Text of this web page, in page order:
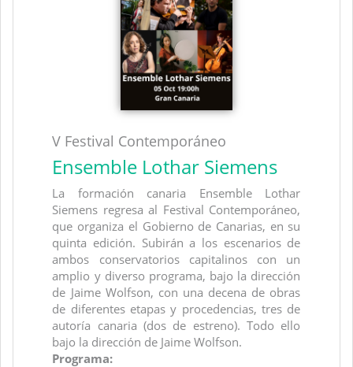
V Festival Contemporáneo
Ensemble Lothar Siemens
La formación canaria Ensemble Lothar
Siemens regresa al Festival Contemporáneo,
que organiza el Gobierno de Canarias, en su
quinta edición. Subirán a los escenarios de
ambos conservatorios capitalinos con un
amplio y diverso programa, bajo la dirección
de Jaime Wolfson, con una decena de obras
de diferentes etapas y procedencias, tres de
autoría canaria (dos de estreno). Todo ello
bajo la dirección de Jaime Wolfson.
Programa: